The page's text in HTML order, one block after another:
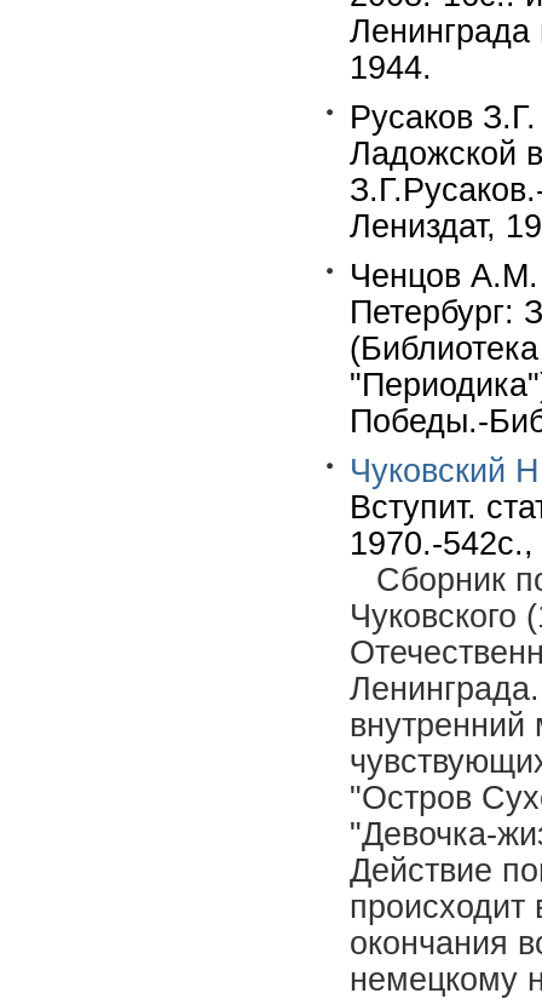
Ленинграда
1944.
Русаков
Ладожской
Лениздат,
Ченцов
Петербург:
Победы.-
Чуковский
Вступит.
1970.-
Сборник
Чуковского
внутренний
"Остров
"Девочка-
Действие
окончания
немецкому